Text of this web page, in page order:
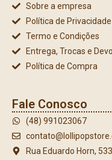
Sobre a empresa
Política de Privacidade
Termo e Condições
Entrega, Trocas e
Política de Compra
Fale Conosco
(48) 991023067
Rua Eduardo Horn,